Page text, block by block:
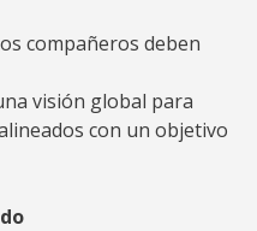
compañeros deben
visión global para
con un objetivo